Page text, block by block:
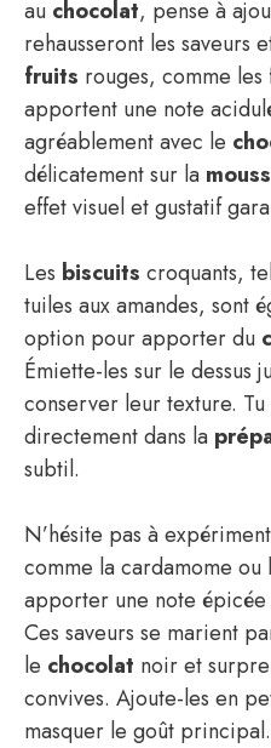
au chocolat, pense à
rehausseront les saveurs
fruits rouges, comme
apportent une note
agréablement avec le
délicatement sur la
effet visuel et gustatif
Les biscuits croquants,
tuiles aux amandes, sont
option pour apporter du
Émiette-les sur le dessus
conserver leur texture.
directement dans la
subtil.
N’hésite pas à
comme la cardamome
apporter une note
Ces saveurs se marient
le chocolat noir et
convives. Ajoute-les en
masquer le goût principal.